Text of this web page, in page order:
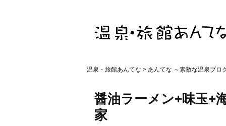
温泉・旅館あんてな > あんてな ～素敵な温泉ブロ
醤油ラーメン+味玉+
家